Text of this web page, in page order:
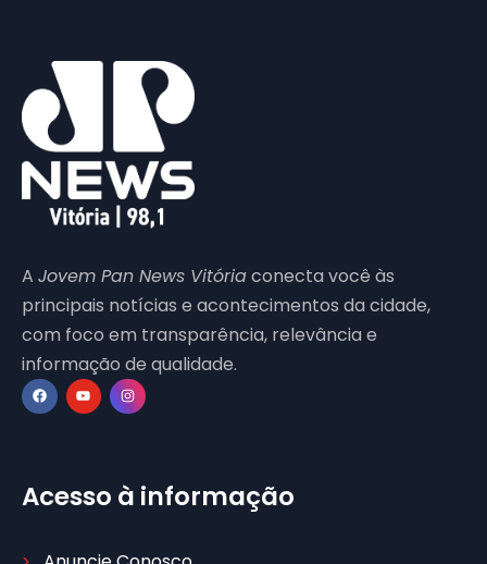
A Jovem Pan News Vitóriaconecta você às
principais notícias e acontecimentos da cidade,
com foco em transparência, relevância e
informação de qualidade.
Acesso à informação